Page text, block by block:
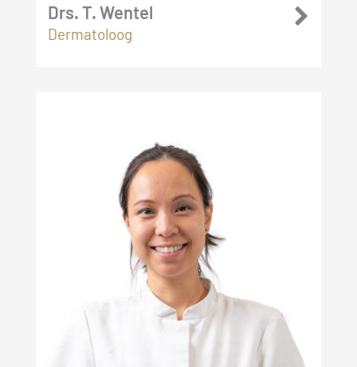
Drs. T. Wentel
Dermatoloog